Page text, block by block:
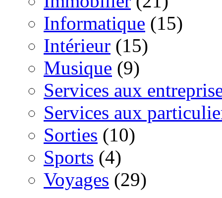
Informatique (15)
Intérieur (15)
Musique (9)
Services aux
Services aux
Sorties (10)
Sports (4)
Voyages (29)